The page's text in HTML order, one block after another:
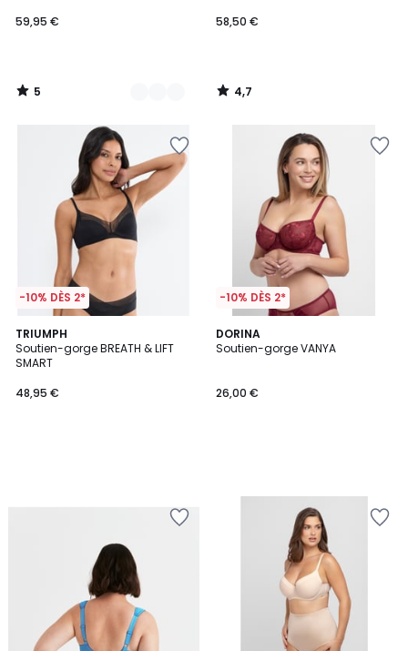
59,95 €
5
/
58,50 €
4,7
/
-10% DÈS 2*
TRIUMPH
Soutien-gorge BREATH & LIFT
SMART
48,95 €
-10% DÈS 2*
DORINA
Soutien-gorge VANYA
26,00 €